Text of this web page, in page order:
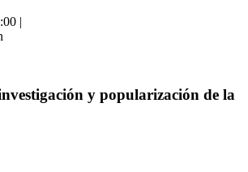
|
y popularización de la